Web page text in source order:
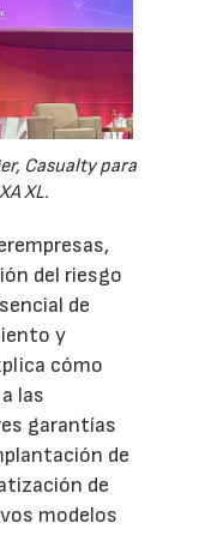
Casualty para
XL.
del riesgo
de
y
cómo
las
garantías
de
de
modelos